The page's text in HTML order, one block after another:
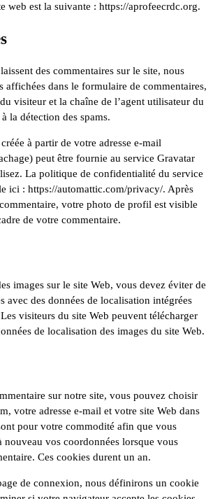
web est la suivante : https://aprofeecrdc.org.
des commentaires sur le site, nous
affichées dans le formulaire de commentaires,
visiteur et la chaîne de l’agent utilisateur du
la détection des spams.
à partir de votre adresse e-mail
peut être fournie au service Gravatar
La politique de confidentialité du service
ici : https://automattic.com/privacy/. Après
votre photo de profil est visible
de votre commentaire.
images sur le site Web, vous devez éviter de
avec des données de localisation intégrées
visiteurs du site Web peuvent télécharger
de localisation des images du site Web.
sur notre site, vous pouvez choisir
votre adresse e-mail et votre site Web dans
pour votre commodité afin que vous
nouveau vos coordonnées lorsque vous
Ces cookies durent un an.
de connexion, nous définirons un cookie